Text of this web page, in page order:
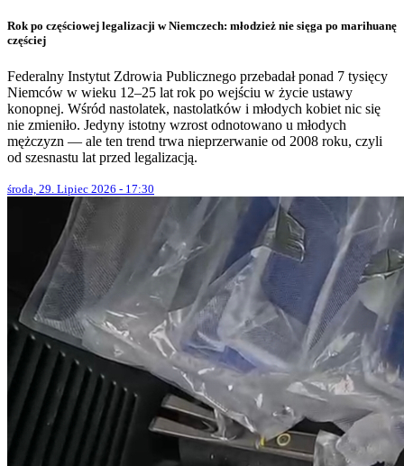
Rok po częściowej legalizacji w Niemczech: młodzież nie sięga po marihuanę
częściej
Federalny Instytut Zdrowia Publicznego przebadał ponad 7 tysięcy
Niemców w wieku 12–25 lat rok po wejściu w życie ustawy
konopnej. Wśród nastolatek, nastolatków i młodych kobiet nic się
nie zmieniło. Jedyny istotny wzrost odnotowano u młodych
mężczyzn — ale ten trend trwa nieprzerwanie od 2008 roku, czyli
od szesnastu lat przed legalizacją.
środa, 29. Lipiec 2026 - 17:30